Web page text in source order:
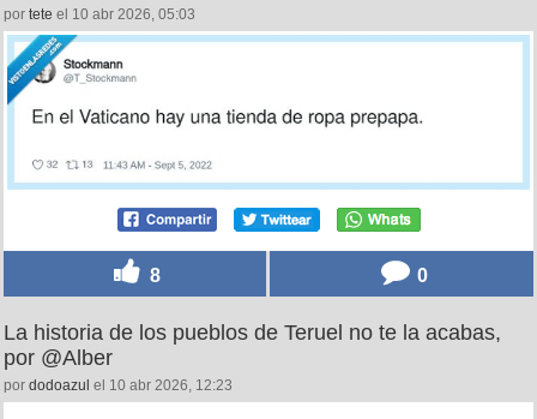
por tete el 10 abr 2026, 05:03
8 0
La historia de los pueblos de Teruel no te la acabas,
por @Alber
por dodoazul el 10 abr 2026, 12:23